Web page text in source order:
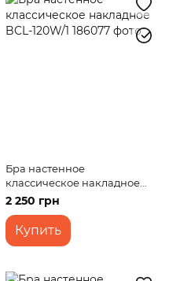
Бра настенное
классическое накладное
BCL-120W/1
2 250 грн
Купить